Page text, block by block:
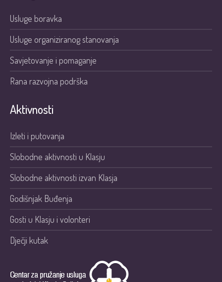
Usluge boravka
Usluge organiziranog stanovanja
Savjetovanje i pomaganje
Rana razvojna podrška
Aktivnosti
Izleti i putovanja
Slobodne aktivnosti u Klasju
Slobodne aktivnosti izvan Klasja
Godišnjak Buđenja
Gosti u Klasju i volonteri
Dječji kutak